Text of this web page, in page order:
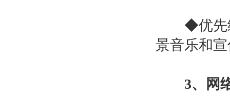
◆优先级
景音乐和
3、网